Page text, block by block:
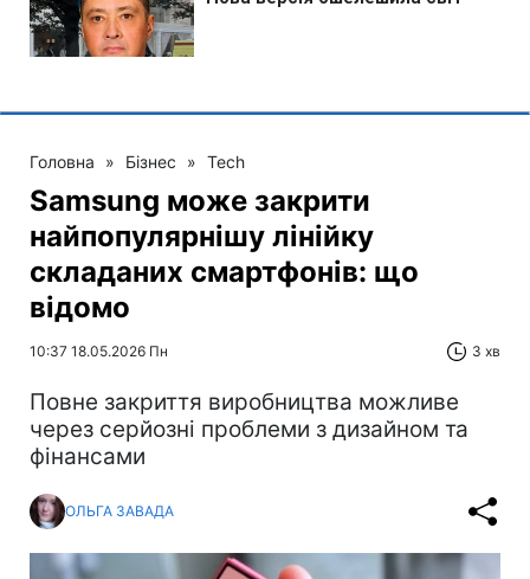
Головна » Бізнес » Tech
Samsung може закрити
найпопулярнішу лінійку
складаних смартфонів: що
відомо
10:37 18.05.2026 Пн 3 хв
Повне закриття виробництва можливе
через серйозні проблеми з дизайном та
фінансами
ОЛЬГА ЗАВАДА